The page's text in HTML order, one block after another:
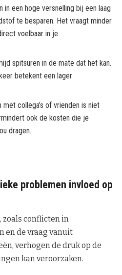
in een hoge versnelling bij een laag
te besparen. Het vraagt minder
voelbaar in je
spitsuren in de mate dat het kan.
betekent een lager
met collega’s of vrienden is niet
ook de kosten die je
dragen.
problemen invloed op
zoals conflicten in
en de vraag vanuit
verhogen de druk op de
kan veroorzaken.